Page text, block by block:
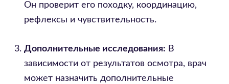
Он проверит его походку, координацию,
рефлексы и чувствительность.
Дополнительные исследования: В
зависимости от результатов осмотра, врач
может назначить дополнительные